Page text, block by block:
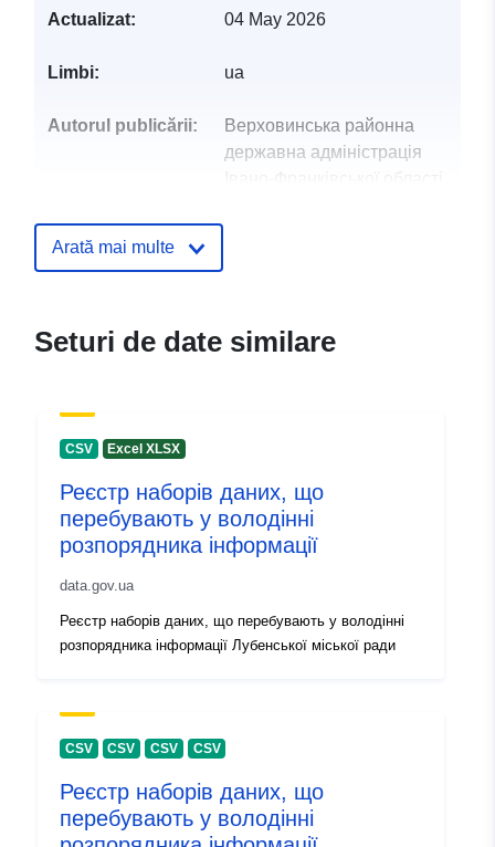
Actualizat: 04 May 2026
Limbi: ua
Autorul publicării:
Верховинська районна
державна адміністрація
Puncte de
rda.gov.ua
Identificatori:
82b8a2aa-4b7a-4c40-bee2-
0655d69b19b2
uriRef:
4b7a-4c40-bee2-0655d69b19b2
Arată mai multe
Seturi de date similare
CSV Excel XLSX
Реєстр наборів даних, що
перебувають у володінні
розпорядника інформації
data.gov.ua
Реєстр наборів даних, що перебувають у володінні
розпорядника інформації Лубенської міської ради
CSV CSV CSV CSV
Реєстр наборів даних, що
перебувають у володінні